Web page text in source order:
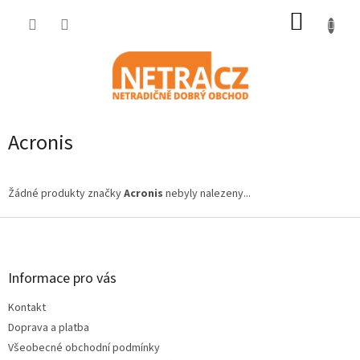
Acronis
Žádné produkty značkyAcronis nebyly nalezeny...
Z
Informace pro vás
Kontakt
Doprava a platba
Všeobecné obchodní podmínky